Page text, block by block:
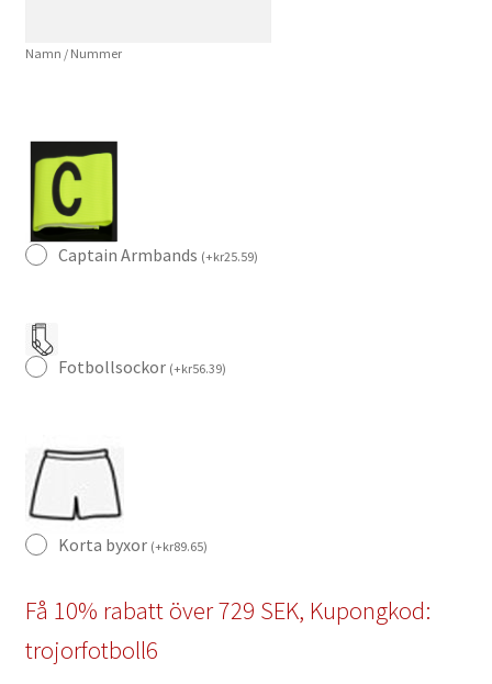
Klassisk
mängd
Namn / Nummer
Captain Armbands (+kr25.59)
Fotbollsockor (+kr56.39)
Korta byxor (+kr89.65)
Få 10% rabatt över 729 SEK, Kupongkod:
trojorfotboll6